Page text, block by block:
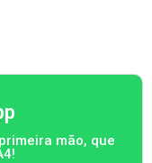
mão, que